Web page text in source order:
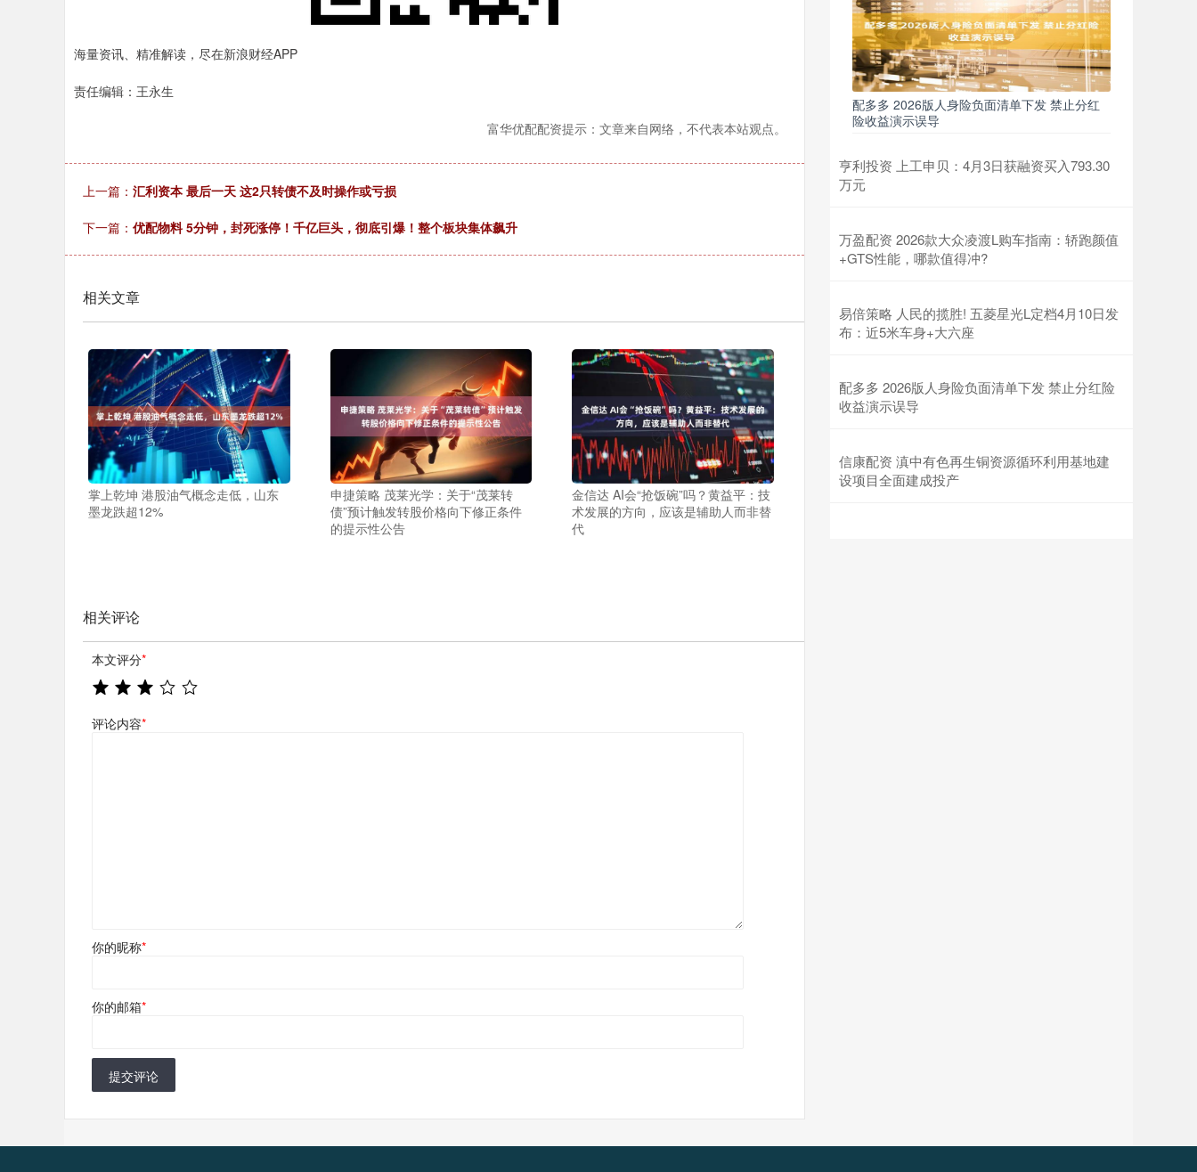
海量资讯、精准解读，尽在新浪财经APP
责任编辑：王永生
富华优配配资提示：文章来自网络，不代表本站观点。
上一篇： 汇利资本 最后一天 这2只转债不及时操作或亏损
下一篇： 优配物料 5分钟，封死涨停！千亿巨头，彻底引爆！整个板块集体飙升
相关文章
掌上乾坤 港股油气概念走低，山东
墨龙跌超12%
申捷策略 茂莱光学：关于“茂莱转
债”预计触发转股价格向下修正条件
的提示性公告
金信达 AI会“抢饭碗”吗？黄益平：技
术发展的方向，应该是辅助人而非替
代
相关评论
本文评分*
评论内容*
你的昵称*
你的邮箱*
提交评论
配多多 2026版人身险负面清单下发 禁止分红
险收益演示误导
亨利投资 上工申贝：4月3日获融资买入793.30
万元
万盈配资 2026款大众凌渡L购车指南：轿跑颜值
+GTS性能，哪款值得冲?
易倍策略 人民的揽胜! 五菱星光L定档4月10日发
布：近5米车身+大六座
配多多 2026版人身险负面清单下发 禁止分红险
收益演示误导
信康配资 滇中有色再生铜资源循环利用基地建
设项目全面建成投产